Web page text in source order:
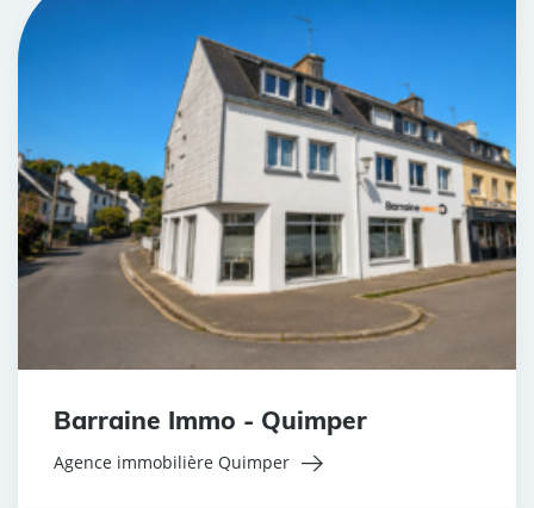
Barraine Immo - Quimper
Agence immobilière Quimper